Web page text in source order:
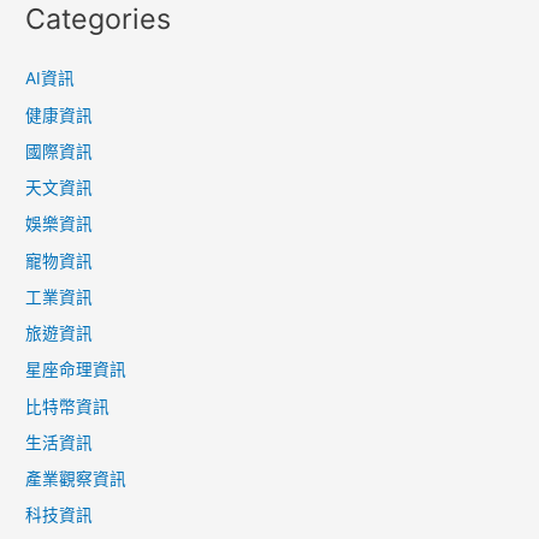
Categories
AI資訊
健康資訊
國際資訊
天文資訊
娛樂資訊
寵物資訊
工業資訊
旅遊資訊
星座命理資訊
比特幣資訊
生活資訊
產業觀察資訊
科技資訊